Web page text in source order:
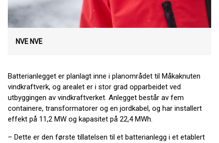
NVE NVE
Batterianlegget er planlagt inne i planområdet til Måkaknuten
vindkraftverk, og arealet er i stor grad opparbeidet ved
utbyggingen av vindkraftverket. Anlegget består av fem
containere, transformatorer og en jordkabel, og har installert
effekt på 11,2 MW og kapasitet på 22,4 MWh.
– Dette er den første tillatelsen til et batterianlegg i et etablert